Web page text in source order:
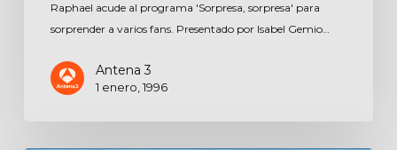
Raphael acude al programa 'Sorpresa, sorpresa' para
sorprender a varios fans. Presentado por Isabel Gemio…
Antena 3
1 enero, 1996